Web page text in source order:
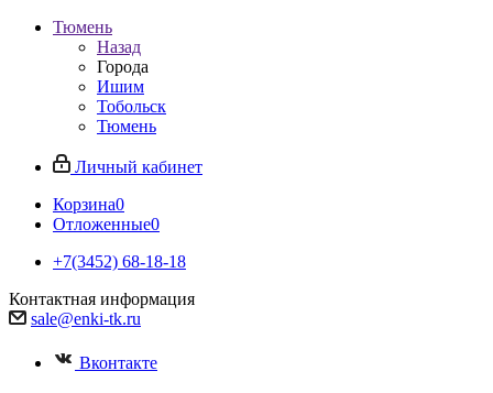
Тюмень
Назад
Города
Ишим
Тобольск
Тюмень
Личный кабинет
Корзина0
Отложенные0
+7(3452) 68-18-18
Контактная информация
sale@enki-tk.ru
Вконтакте